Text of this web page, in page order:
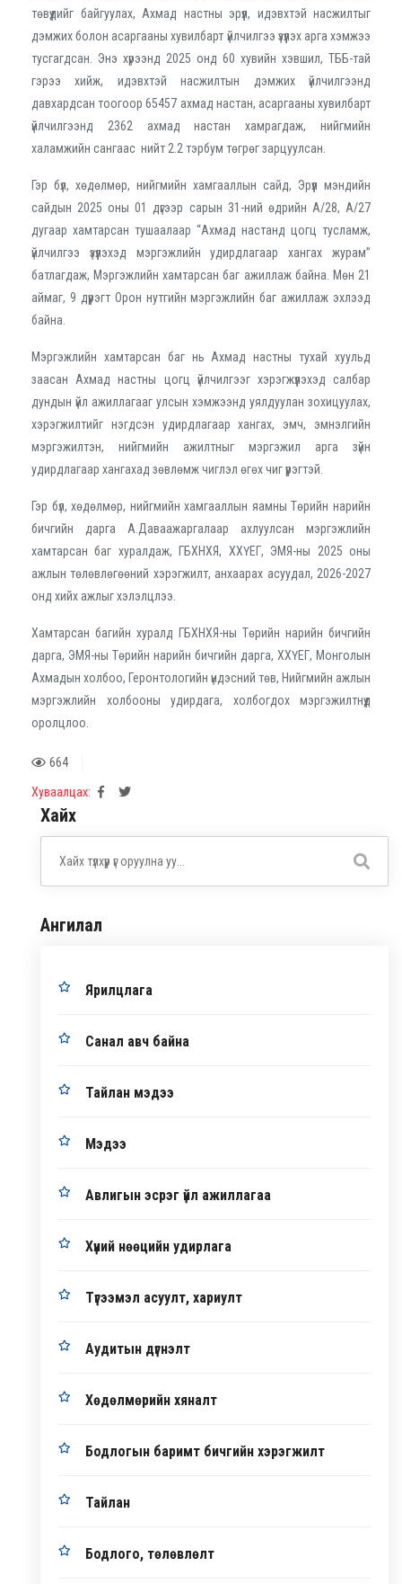
төвүүдийг байгуулах, Ахмад настны эрүүл, идэвхтэй насжилтыг
дэмжих болон асаргааны хувилбарт үйлчилгээ үзүүлэх арга хэмжээ
тусгагдсан. Энэ хүрээнд 2025 онд 60 хувийн хэвшил, ТББ-тай
гэрээ хийж, идэвхтэй насжилтын дэмжих үйлчилгээнд
давхардсан тоогоор 65457 ахмад настан, асаргааны хувилбарт
үйлчилгээнд 2362 ахмад настан хамрагдаж, нийгмийн
халамжийн сангаас нийт 2.2 тэрбум төгрөг зарцуулсан.
Гэр бүл, хөдөлмөр, нийгмийн хамгааллын сайд, Эрүүл мэндийн
сайдын 2025 оны 01 дүгээр сарын 31-ний өдрийн А/28, А/27
дугаар хамтарсан тушаалаар “Ахмад настанд цогц тусламж,
үйлчилгээ үзүүлэхэд мэргэжлийн удирдлагаар хангах журам”
батлагдаж, Мэргэжлийн хамтарсан баг ажиллаж байна. Мөн 21
аймаг, 9 дүүрэгт Орон нутгийн мэргэжлийн баг ажиллаж эхлээд
байна.
Мэргэжлийн хамтарсан баг нь Ахмад настны тухай хуульд
заасан Ахмад настны цогц үйлчилгээг хэрэгжүүлэхэд салбар
дундын үйл ажиллагааг улсын хэмжээнд уялдуулан зохицуулах,
хэрэгжилтийг нэгдсэн удирдлагаар хангах, эмч, эмнэлгийн
мэргэжилтэн, нийгмийн ажилтныг мэргэжил арга зүйн
удирдлагаар хангахад зөвлөмж чиглэл өгөх чиг үүрэгтэй.
Гэр бүл, хөдөлмөр, нийгмийн хамгааллын яамны Төрийн нарийн
бичгийн дарга А.Даваажаргалаар ахлуулсан мэргэжлийн
хамтарсан баг хуралдаж, ГБХНХЯ, ХХҮЕГ, ЭМЯ-ны 2025 оны
ажлын төлөвлөгөөний хэрэгжилт, анхаарах асуудал, 2026-2027
онд хийх ажлыг хэлэлцлээ.
Хамтарсан багийн хуралд ГБХНХЯ-ны Төрийн нарийн бичгийн
дарга, ЭМЯ-ны Төрийн нарийн бичгийн дарга, ХХҮЕГ, Монголын
Ахмадын холбоо, Геронтологийн үндэсний төв, Нийгмийн ажлын
мэргэжлийн холбооны удирдага, холбогдох мэргэжилтнүүд
оролцлоо.
664
Хуваалцах:
Хайх
Ангилал
Ярилцлага
Санал авч байна
Тайлан мэдээ
Мэдээ
Авлигын эсрэг үйл ажиллагаа
Хүний нөөцийн удирлага
Түгээмэл асуулт, хариулт
Аудитын дүгнэлт
Хөдөлмөрийн хяналт
Бодлогын баримт бичгийн хэрэгжилт
Тайлан
Бодлого, төлөвлөлт